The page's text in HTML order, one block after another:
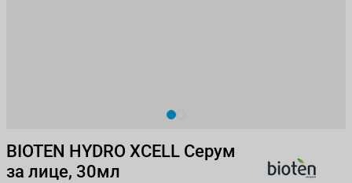
View larger image
View larger image
BIOTEN HYDRO XCELL Серум
за лице, 30мл